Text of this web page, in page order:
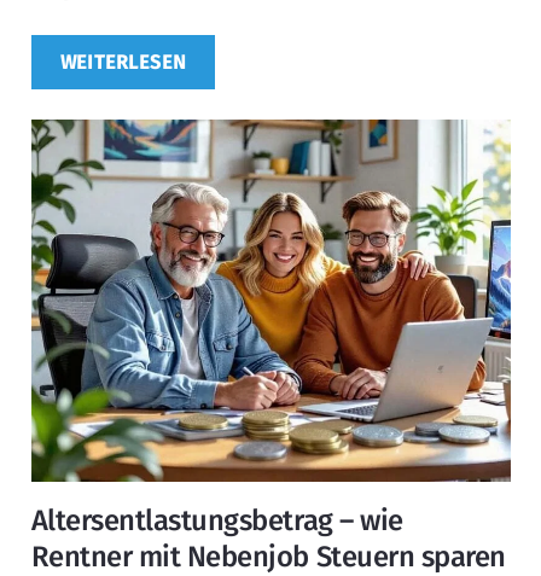
WEITERLESEN
Altersentlastungsbetrag – wie
Rentner mit Nebenjob Steuern sparen